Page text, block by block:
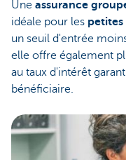
Une assurance
idéale pour les petites
un seuil d'entrée
elle offre également
au taux d'intérêt
bénéficiaire.